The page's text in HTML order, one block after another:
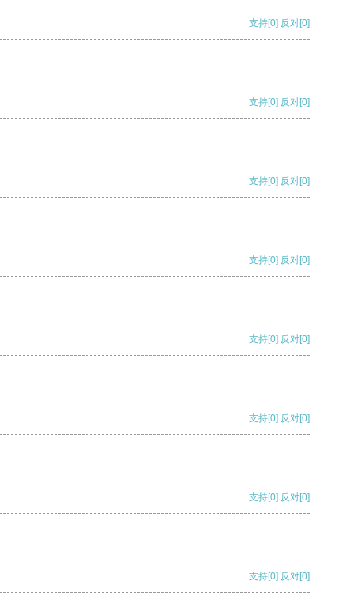
支持[0] 反对[0]
支持[0] 反对[0]
支持[0] 反对[0]
支持[0] 反对[0]
支持[0] 反对[0]
支持[0] 反对[0]
支持[0] 反对[0]
支持[0] 反对[0]